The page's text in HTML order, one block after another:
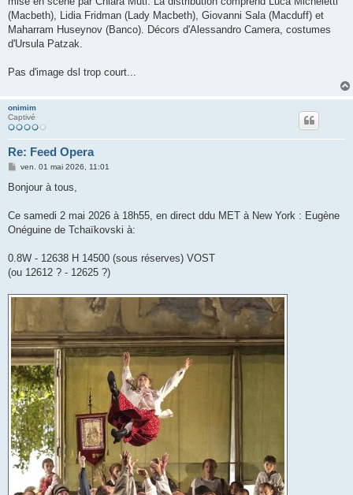
(Macbeth), Lidia Fridman (Lady Macbeth), Giovanni Sala (Macduff) et
Maharram Huseynov (Banco). Décors d'Alessandro Camera, costumes
d'Ursula Patzak.
Pas d'image dsl trop court...
onimim
Captivé
Re: Feed Opera
M
s
g
ven. 01 mai 2026, 11:01
Bonjour à tous,
Ce samedi 2 mai 2026 à 18h55, en direct ddu MET à New York : Eugène
Onéguine de Tchaïkovski à:
0.8W - 12638 H 14500 (sous réserves) VOST
(ou 12612 ? - 12625 ?)